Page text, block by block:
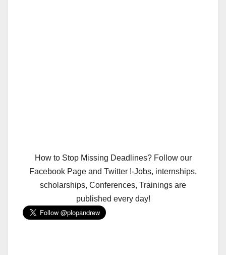
How to Stop Missing Deadlines? Follow our
Facebook Page and Twitter !-Jobs, internships,
scholarships, Conferences, Trainings are
published every day!